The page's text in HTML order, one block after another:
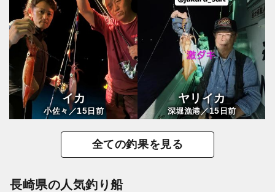
イカ
小佐々／15日前
ヤリイカ
深堀漁港／15 日前
全ての釣果を見る
長崎県の人気釣り船